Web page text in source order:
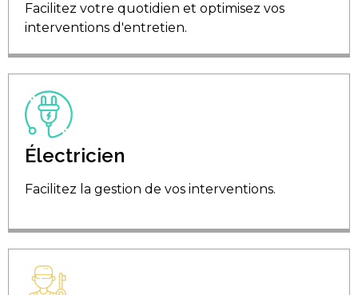
Facilitez votre quotidien et optimisez vos
interventions d'entretien.
Électricien
Facilitez la gestion de vos interventions.